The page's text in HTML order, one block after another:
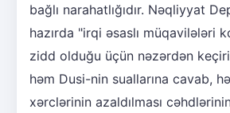
bağlı narahatlığıdır. Nəqliyyat
hazırda "irqi əsaslı müqavilələri
zidd olduğu üçün nəzərdən
həm Dusi-nin suallarına cavab,
xərclərinin azaldılması